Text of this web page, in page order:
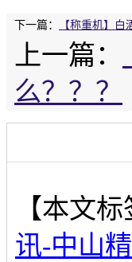
下一篇： 【称重机】
上一篇：
么？？？
【本文标
讯-中山